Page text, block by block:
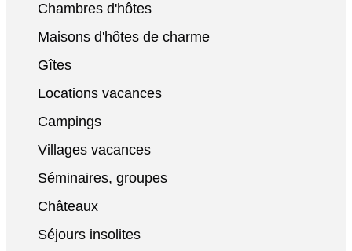
Chambres d'hôtes
Maisons d'hôtes de charme
Gîtes
Locations vacances
Campings
Villages vacances
Séminaires, groupes
Châteaux
Séjours insolites